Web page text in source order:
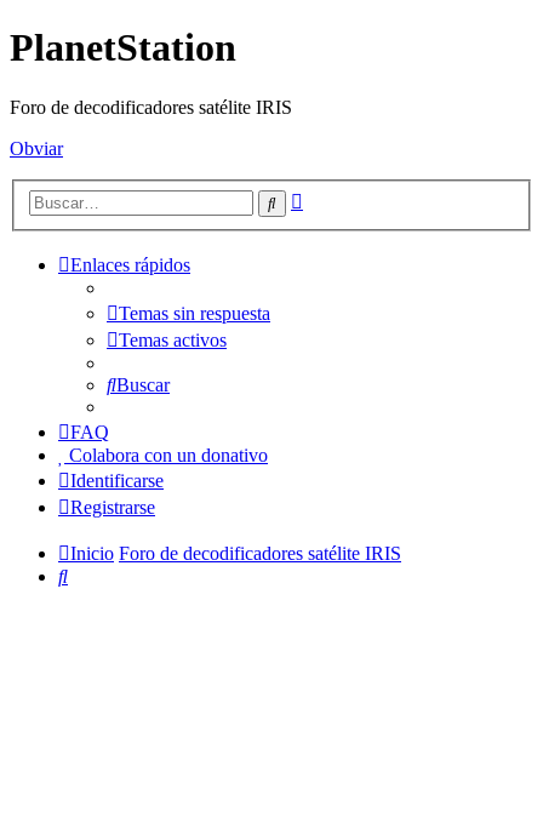
PlanetStation
Foro de decodificadores satélite IRIS
Obviar
Buscar
Enlaces rápidos
Temas sin respuesta
Temas activos
Buscar
FAQ
Colabora con un donativo
Identificarse
Registrarse
Inicio Foro de decodificadores satélite IRIS
Buscar